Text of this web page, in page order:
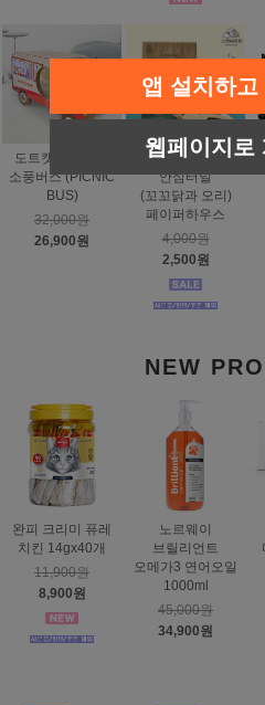
도트캣 스크래처
소풍버스 (PICNIC
BUS)
32,000원
26,900원
스탠바이미
안심터널
(꼬꼬닭과 오리)
페이퍼하우스
4,000원
2,500원
NEW
완피 크리미 퓨레
치킨 14gx40개
11,900원
8,900원
노르웨이
브릴리언트
오메가3 연어오일
1000ml
45,000원
34,900원
앱 설치하
웹페이지로